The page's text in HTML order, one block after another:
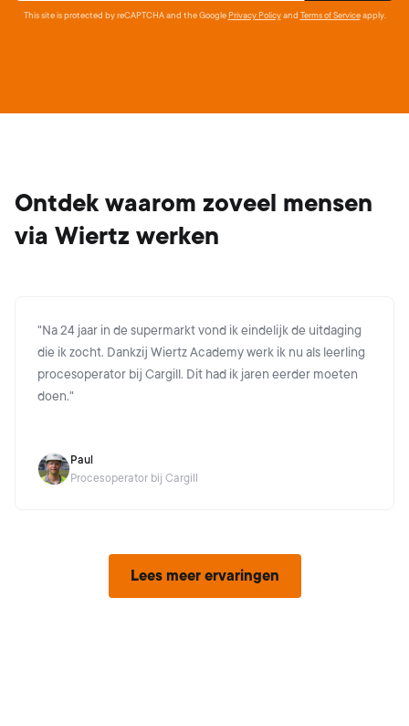
This site is protected by reCAPTCHA and the Google Privacy Policy and Terms of Service apply.
Ontdek waarom zoveel mensen
via Wiertz werken
"Na 24 jaar in de supermarkt vond ik eindelijk de uitdaging
die ik zocht. Dankzij Wiertz Academy werk ik nu als leerling
procesoperator bij Cargill. Dit had ik jaren eerder moeten
doen."
Paul
Procesoperator bij Cargill
Lees meer ervaringen